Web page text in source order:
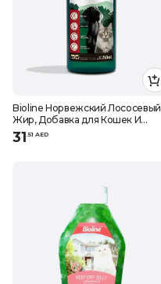
Bioline Норвежский Лососевый
Жир, Добавка для Кошек И
Собак
31.51 AED